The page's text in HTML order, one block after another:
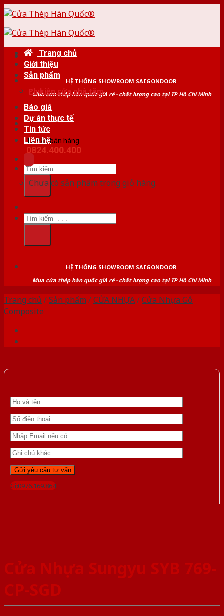
Skip
content
HỆ THỐNG SHOWROOM SAIGONDOOR
Mua cửa thép hàn quốc giá rẻ - chất lượng cao tại TP Hồ Chí Minh
Tư vấn bán hàng
0824.400.400
Tìm
kiếm:
Trang chủ
Giới thiệu
Sản phẩm
Phụ kiện cửa nhà tắm
Báo giá
Dự án thực tế
Tin tức
Liên hệ
Chưa có sản phẩm trong giỏ hàng.
Tìm
kiếm:
HỆ THỐNG SHOWROOM SAIGONDOOR
Mua cửa thép hàn quốc giá rẻ - chất lượng cao tại TP Hồ Chí Minh
Trang chủ /Sản phẩm /CỬA NHỰA/Cửa Nhựa Gỗ
Composite
Gọi 0976.169.864
Cửa Nhựa Sungyu SYB 769-
CP-SGD